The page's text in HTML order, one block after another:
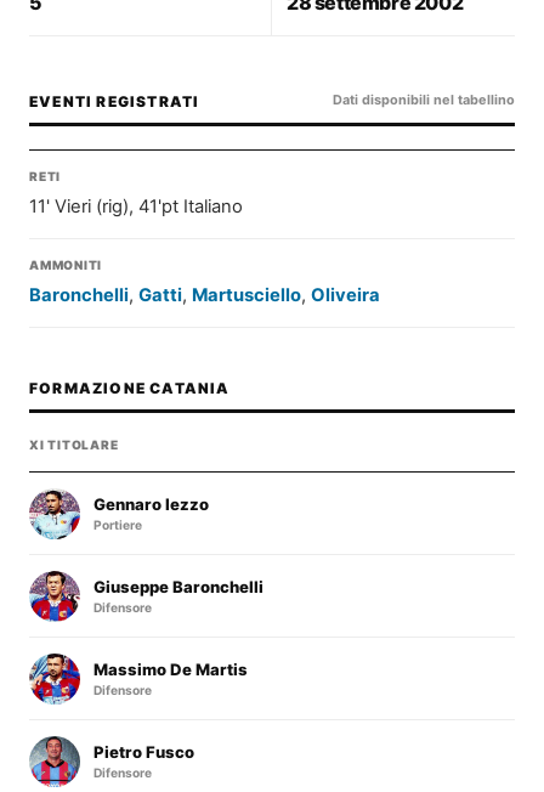
EVENTI REGISTRATI Dati disponibili nel tabellino
RETI
11' Vieri (rig), 41'pt Italiano
AMMONITI
Baronchelli, Gatti, Martusciello, Oliveira
FORMAZIONE CATANIA
XI TITOLARE
Gennaro Iezzo
Portiere
Giuseppe Baronchelli
Difensore
Massimo De Martis
Difensore
Pietro Fusco
Difensore